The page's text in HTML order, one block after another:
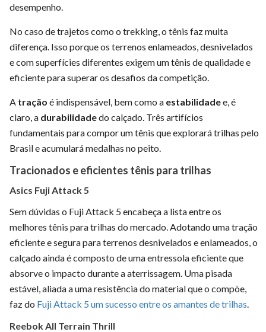
desempenho.
No caso de trajetos como o trekking, o tênis faz muita
diferença. Isso porque os terrenos enlameados, desnivelados
e com superfícies diferentes exigem um tênis de qualidade e
eficiente para superar os desafios da competição.
A tração é indispensável, bem como a estabilidadee, é
claro, a durabilidadedo calçado. Três artifícios
fundamentais para compor um tênis que explorará trilhas pelo
Brasil e acumulará medalhas no peito.
Tracionados e eficientes tênis para trilhas
Asics Fuji Attack 5
Sem dúvidas o Fuji Attack 5 encabeça a lista entre os
melhores tênis para trilhas do mercado. Adotando uma tração
eficiente e segura para terrenos desnivelados e enlameados, o
calçado ainda é composto de uma entressola eficiente que
absorve o impacto durante a aterrissagem. Uma pisada
estável, aliada a uma resistência do material que o compõe,
faz do Fuji Attack 5 um sucesso entre os amantes de trilhas
Reebok All Terrain Thrill